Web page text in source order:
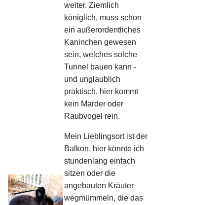
weiter. Ziemlich
königlich, muss schon
ein außerordentliches
Kaninchen gewesen
sein, welches solche
Tunnel bauen kann -
und unglaublich
praktisch, hier kommt
kein Marder oder
Raubvogel rein.
Mein Lieblingsort ist der
Balkon, hier könnte ich
stundenlang einfach
sitzen oder die
angebauten Kräuter
wegmümmeln, die das